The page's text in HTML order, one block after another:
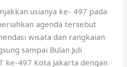
usianya ke- 497 pada
agenda tersebut
wisata dan rangkaian
sampai Bulan Juli
ke-497 Kota Jakarta dengan